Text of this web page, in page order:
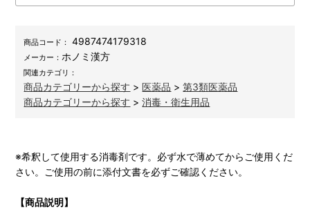
商品コード： 4987474179318
メーカー：ホノミ漢方
関連カテゴリ：
商品カテゴリーから探す > 医薬品 >第3類医薬品
商品カテゴリーから探す >消毒・衛生用品
※希釈して使用する消毒剤です。必ず水で薄めてからご使用くだ
さい。ご使用の前に添付文書を必ずご確認ください。
【商品説明】